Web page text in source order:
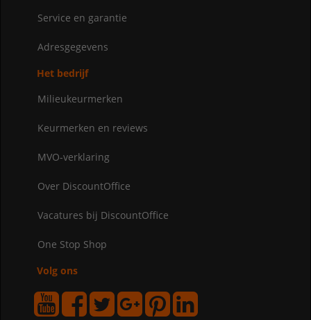
Service en garantie
Adresgegevens
Het bedrijf
Milieukeurmerken
Keurmerken en reviews
MVO-verklaring
Over DiscountOffice
Vacatures bij DiscountOffice
One Stop Shop
Volg ons